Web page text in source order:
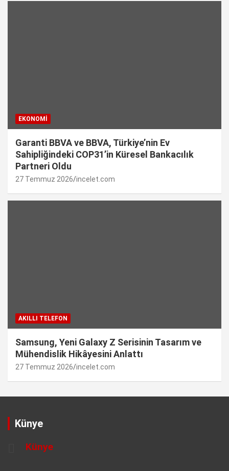
EKONOMI
Garanti BBVA ve BBVA, Türkiye’nin Ev
Sahipliğindeki COP31’in Küresel Bankacılık
Partneri Oldu
27 Temmuz 2026 incelet.com
AKILLI TELEFON
Samsung, Yeni Galaxy Z Serisinin Tasarım ve
Mühendislik Hikâyesini Anlattı
27 Temmuz 2026 incelet.com
Künye
Künye